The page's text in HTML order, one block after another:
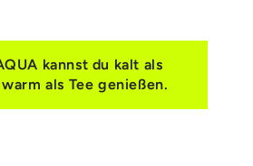
kannst du kalt als
als Tee genießen.